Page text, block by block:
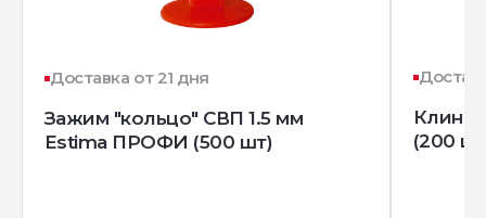
Доставка от 21 дня
Зажим "кольцо" СВП 1.5 мм
Estima ПРОФИ (500 шт)
Клин
(200